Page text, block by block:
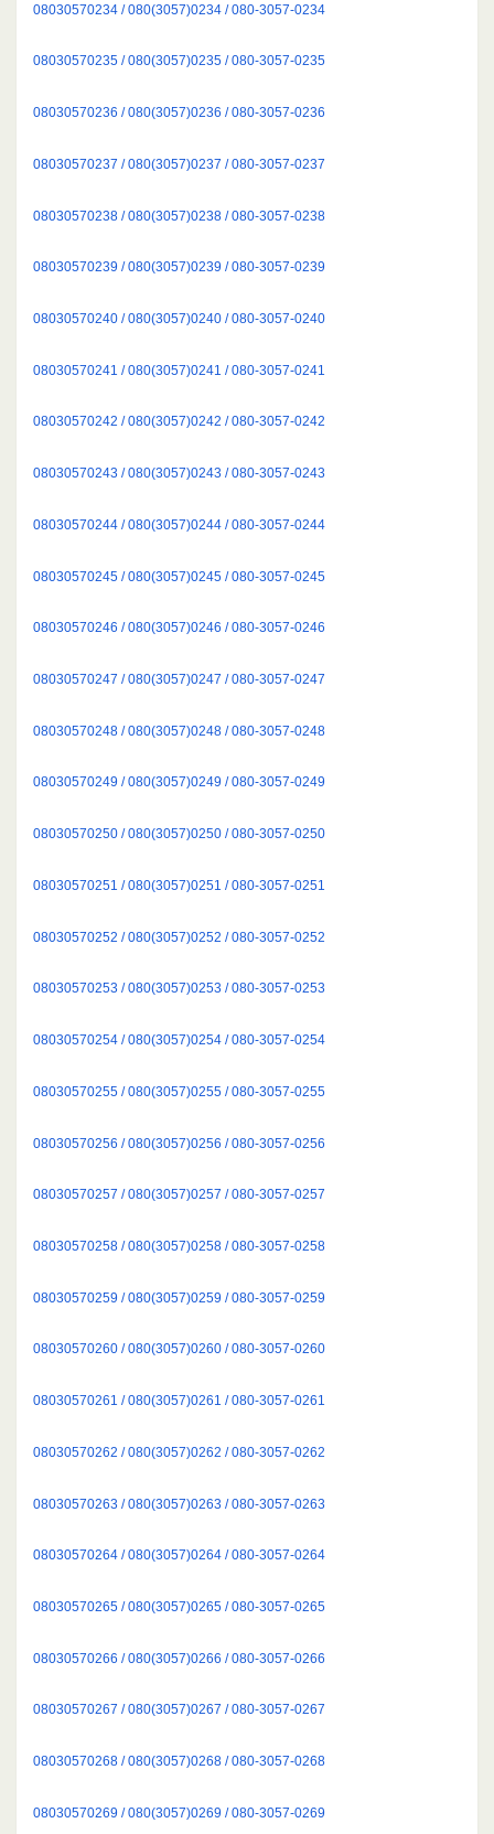
08030570234 / 080(3057)0234 / 080-3057-0234
08030570235 / 080(3057)0235 / 080-3057-0235
08030570236 / 080(3057)0236 / 080-3057-0236
08030570237 / 080(3057)0237 / 080-3057-0237
08030570238 / 080(3057)0238 / 080-3057-0238
08030570239 / 080(3057)0239 / 080-3057-0239
08030570240 / 080(3057)0240 / 080-3057-0240
08030570241 / 080(3057)0241 / 080-3057-0241
08030570242 / 080(3057)0242 / 080-3057-0242
08030570243 / 080(3057)0243 / 080-3057-0243
08030570244 / 080(3057)0244 / 080-3057-0244
08030570245 / 080(3057)0245 / 080-3057-0245
08030570246 / 080(3057)0246 / 080-3057-0246
08030570247 / 080(3057)0247 / 080-3057-0247
08030570248 / 080(3057)0248 / 080-3057-0248
08030570249 / 080(3057)0249 / 080-3057-0249
08030570250 / 080(3057)0250 / 080-3057-0250
08030570251 / 080(3057)0251 / 080-3057-0251
08030570252 / 080(3057)0252 / 080-3057-0252
08030570253 / 080(3057)0253 / 080-3057-0253
08030570254 / 080(3057)0254 / 080-3057-0254
08030570255 / 080(3057)0255 / 080-3057-0255
08030570256 / 080(3057)0256 / 080-3057-0256
08030570257 / 080(3057)0257 / 080-3057-0257
08030570258 / 080(3057)0258 / 080-3057-0258
08030570259 / 080(3057)0259 / 080-3057-0259
08030570260 / 080(3057)0260 / 080-3057-0260
08030570261 / 080(3057)0261 / 080-3057-0261
08030570262 / 080(3057)0262 / 080-3057-0262
08030570263 / 080(3057)0263 / 080-3057-0263
08030570264 / 080(3057)0264 / 080-3057-0264
08030570265 / 080(3057)0265 / 080-3057-0265
08030570266 / 080(3057)0266 / 080-3057-0266
08030570267 / 080(3057)0267 / 080-3057-0267
08030570268 / 080(3057)0268 / 080-3057-0268
08030570269 / 080(3057)0269 / 080-3057-0269